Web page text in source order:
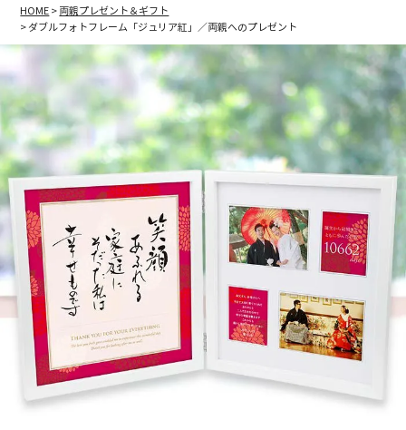
HOME
両親プレゼント＆ギフト
ダブルフォトフレーム「ジュリア紅」／両親へのプレゼント